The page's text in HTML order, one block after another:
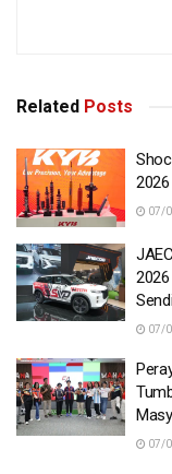
Related Posts
2026
07/
07/
07/